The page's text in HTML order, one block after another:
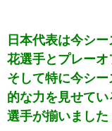
日本代表は今シ
花選手とプレーオ
そして特に今シ
的な力を見せて
選手が揃いました